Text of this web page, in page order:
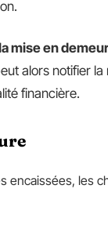
mise en
alors notifier
financière.
encaissées, les